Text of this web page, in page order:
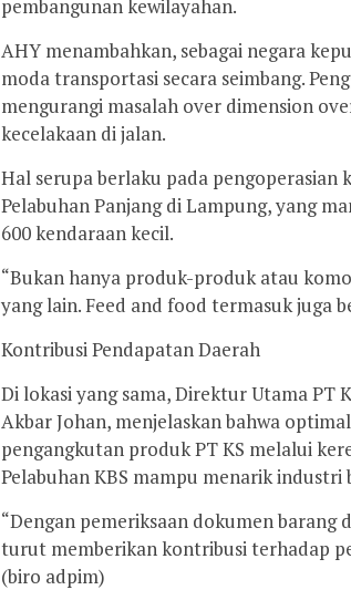
pembangunan kewilayahan.
​AHY menambahkan, sebagai negara
moda transportasi secara seimbang.
mengurangi masalah over dimension
kecelakaan di jalan.
​Hal serupa berlaku pada pengoperasian
Pelabuhan Panjang di Lampung, yang
600 kendaraan kecil.
​“Bukan hanya produk-produk atau
yang lain. Feed and food termasuk juga
​Kontribusi Pendapatan Daerah
​Di lokasi yang sama, Direktur Utama PT
Akbar Johan, menjelaskan bahwa
pengangkutan produk PT KS melalui
Pelabuhan KBS mampu menarik industri
​“Dengan pemeriksaan dokumen
turut memberikan kontribusi terhadap
(biro adpim)